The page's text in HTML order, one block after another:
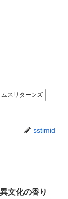
ムスリターンズ
sstimid
文化の香り